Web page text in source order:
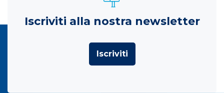
Iscriviti alla nostra newsletter
Iscriviti